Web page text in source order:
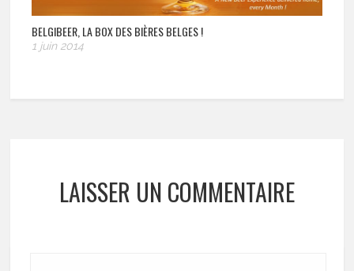
BELGIBEER, LA BOX DES BIÈRES BELGES !
1 juin 2014
LAISSER UN COMMENTAIRE